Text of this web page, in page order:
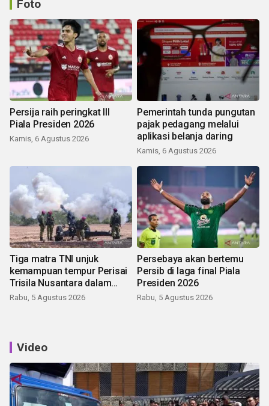
Foto
Persija raih peringkat III
Piala Presiden 2026
Kamis, 6 Agustus 2026
Pemerintah tunda pungutan
pajak pedagang melalui
aplikasi belanja daring
Kamis, 6 Agustus 2026
Tiga matra TNI unjuk
kemampuan tempur Perisai
Trisila Nusantara dalam
latihan di Kepri
Rabu, 5 Agustus 2026
Persebaya akan bertemu
Persib di laga final Piala
Presiden 2026
Rabu, 5 Agustus 2026
Video